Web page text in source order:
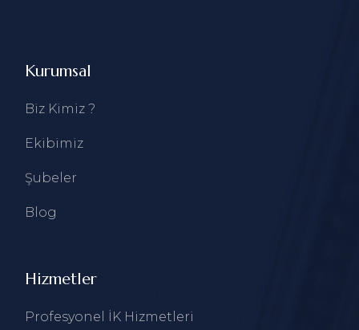
Kurumsal
Biz Kimiz ?
Ekibimiz
Şubeler
Blog
Hizmetler
Profesyonel İK Hizmetleri